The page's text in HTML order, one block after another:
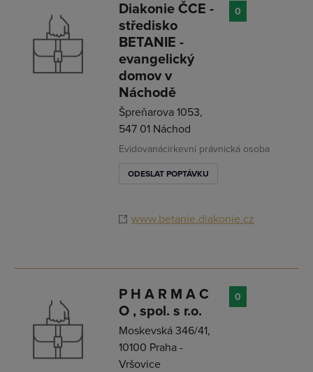
Diakonie ČCE -
středisko
BETANIE -
evangelický
domov v
Náchodě
Špreňarova 1053,
547 01 Náchod
Evidovanácírkevní právnická osoba
ODESLAT POPTÁVKU
www.betanie.diakonie.cz
0
P H A R M A C
O , spol. s r.o.
Moskevská 346/41,
10100 Praha -
Vršovice
0